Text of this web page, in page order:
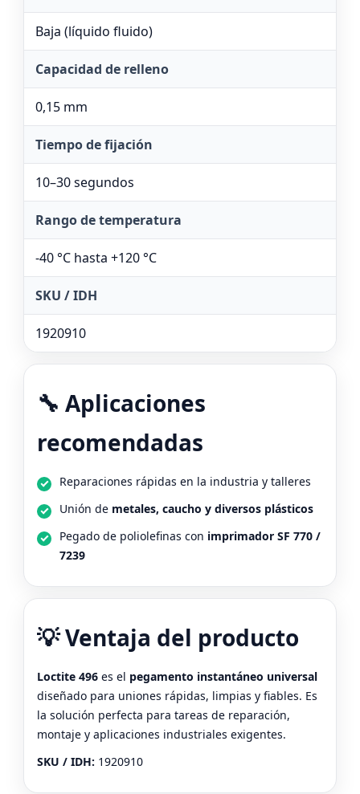
Baja (líquido fluido)
Capacidad de relleno
0,15 mm
Tiempo de fijación
10–30 segundos
Rango de temperatura
-40 °C hasta +120 °C
SKU / IDH
1920910
🔧 Aplicaciones
recomendadas
Reparaciones rápidas en la industria y talleres
Unión de metales, caucho y diversos plásticos
Pegado de poliolefinas con imprimador SF 770 /
7239
💡 Ventaja del producto
Loctite 496 es el pegamento instantáneo universal
diseñado para uniones rápidas, limpias y fiables. Es
la solución perfecta para tareas de reparación,
montaje y aplicaciones industriales exigentes.
SKU / IDH: 1920910